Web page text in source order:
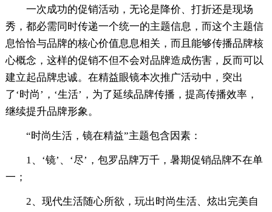
一次成功的促销活动，无论是降价、打折还是现场
秀，都必需同时传递一个统一的主题信息，而这个主题信
息恰恰与品牌的核心价值息息相关，而且能够传播品牌核
心概念，这样的促销不但不会对品牌造成伤害，反而可以
建立起品牌忠诚。在精益眼镜本次推广活动中，突出
了‘时尚’，‘生活’，为了延续品牌传播，提高传播效率，
继续提升品牌形象。
“时尚生活，镜在精益”主题包含因素：
1、‘镜’、‘尽’，包罗品牌万千，暑期促销品牌不在单
一；
2、现代生活随心所欲，玩出时尚生活、炫出完美自